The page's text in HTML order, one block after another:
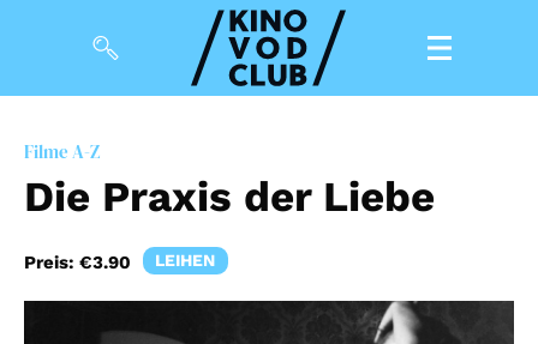
Magazin
Kuratierungen
Events
Filme A-Z
Die Praxis der Liebe
Preis: €3.90 LEIHEN